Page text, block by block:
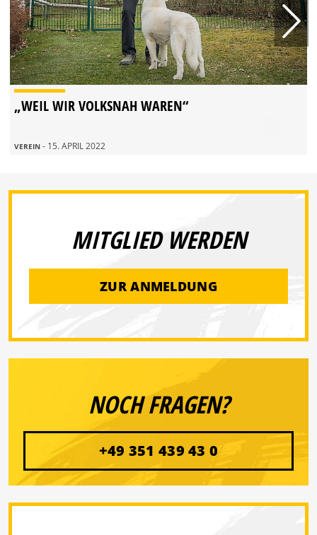
„WEIL WIR VOLKSNAH WAREN“
VEREIN - 15. APRIL 2022
MITGLIED WERDEN
ZUR ANMELDUNG
NOCH FRAGEN?
+49 351 439 43 0